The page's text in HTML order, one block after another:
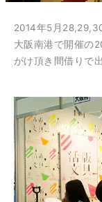
2014年5月
大阪南港で開催の
がけ頂き間借りで